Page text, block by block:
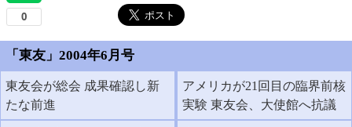
「東友」2004年6月号
東友会が総会 成果確認し新
たな前進
アメリカが21回目の臨界前核
実験 東友会、大使館へ抗議